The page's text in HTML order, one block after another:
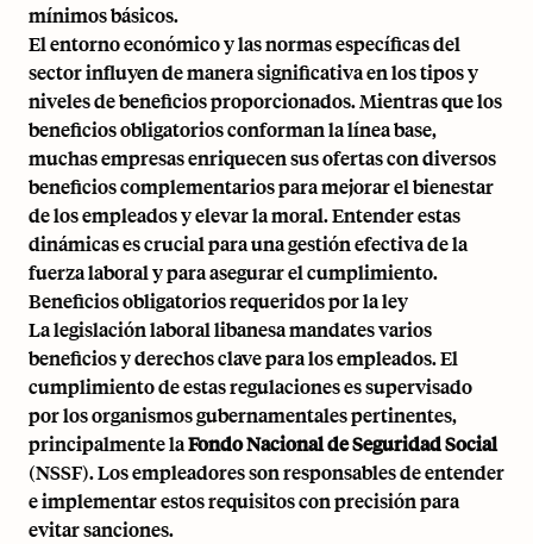
mínimos básicos.
El entorno económico y las normas específicas del
sector influyen de manera significativa en los tipos y
niveles de beneficios proporcionados. Mientras que los
beneficios obligatorios conforman la línea base,
muchas empresas enriquecen sus ofertas con diversos
beneficios complementarios para mejorar el bienestar
de los empleados y elevar la moral. Entender estas
dinámicas es crucial para una gestión efectiva de la
fuerza laboral y para asegurar el cumplimiento.
Beneficios obligatorios requeridos por la ley
La legislación laboral libanesa mandates varios
beneficios y derechos clave para los empleados. El
cumplimiento de estas regulaciones es supervisado
por los organismos gubernamentales pertinentes,
principalmente laFondo Nacional de Seguridad Social
(NSSF). Los empleadores son responsables de entender
e implementar estos requisitos con precisión para
evitar sanciones.